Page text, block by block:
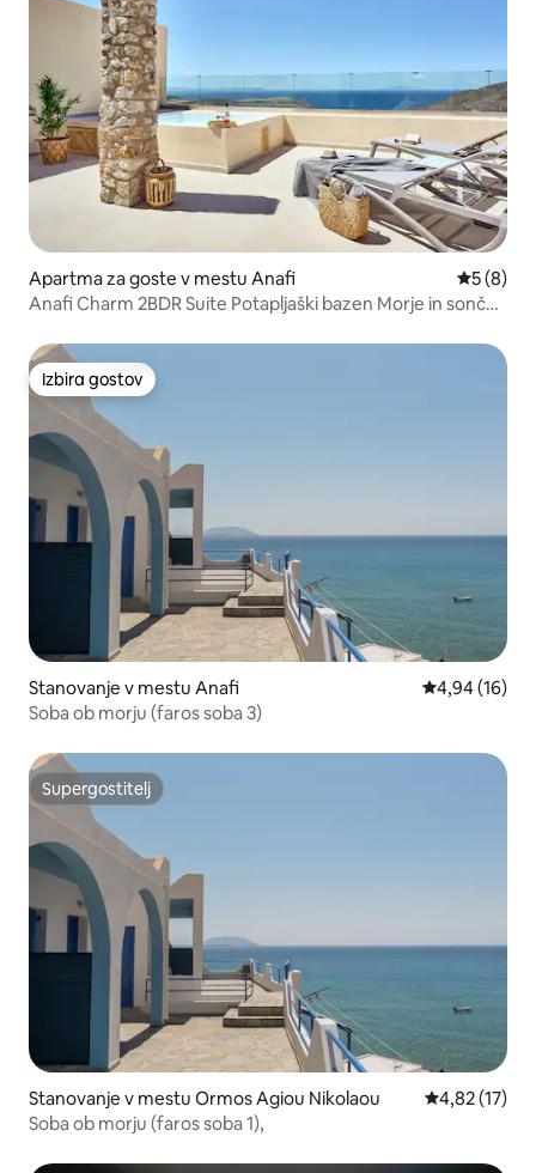
Apartma za goste v mestu Anafi
5 (8)
Anafi Charm 2BDR Suite Potapljaški bazen Morje in sončni
Izbira gostov
Izbira gostov
Stanovanje v mestu Anafi Povprečna
4,94 (16)
Soba ob morju (faros soba 3)
Supergostitelj
Supergostitelj
Stanovanje v mestu Ormos Agiou Nikolaou Povprečna
4,82 (17)
Soba ob morju (faros soba 1),